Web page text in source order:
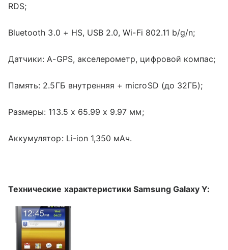
RDS;
Bluetooth 3.0 + HS, USB 2.0, Wi-Fi 802.11 b/g/n;
Датчики: A-GPS, акселерометр, цифровой компас;
Память: 2.5ГБ внутренняя + microSD (до 32ГБ);
Размеры: 113.5 x 65.99 x 9.97 мм;
Аккумулятор: Li-ion 1,350 мАч.
Технические характеристики Samsung Galaxy Y: